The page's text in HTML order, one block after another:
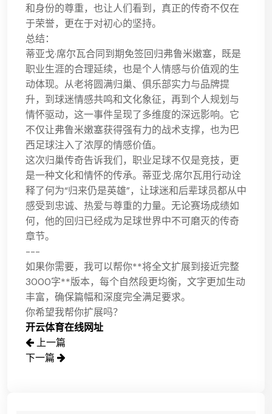
和身份的尊重，也让人们看到，真正的传奇不仅在
于荣誉，更在于对初心的坚持。
总结：
蒂亚戈·席尔瓦合同到期免签回归弗鲁米嫩塞，既是
职业生涯的合理延续，也是个人情感与价值观的生
动体现。从老将圆满归巢、俱乐部实力与品牌提
升，到球迷情感共鸣和文化象征，再到个人规划与
情怀驱动，这一事件呈现了多维度的深远影响。它
不仅让弗鲁米嫩塞获得强有力的战术支撑，也为巴
西足球注入了浓厚的情感价值。
这次归巢传奇告诉我们，职业足球不仅是竞技，更
是一种文化和情怀的传承。蒂亚戈·席尔瓦用行动诠
释了何为“归来仍是英雄”，让球迷和后辈球员都从中
感受到忠诚、热爱与尊重的力量。无论赛场成绩如
何，他的回归已经成为足球世界中不可磨灭的传奇
章节。
---
如果你需要，我可以帮你**将全文扩展到接近完整
3000字**版本，每个自然段更均衡，文字更加生动
丰富，确保篇幅和深度完全满足要求。
你希望我帮你扩展吗？
开云体育在线网址
上一篇
下一篇